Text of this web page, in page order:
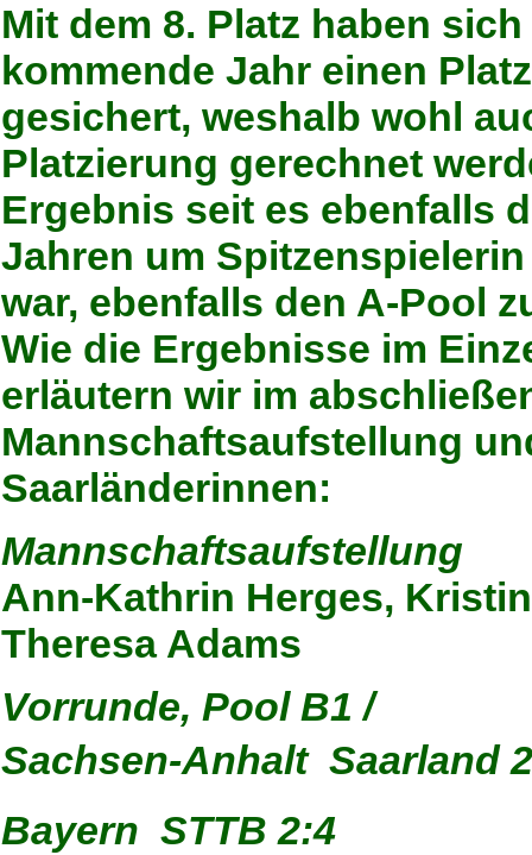
Mit dem 8. Platz haben
kommende Jahr einen
gesichert, weshalb wohl
Platzierung gerechnet
Ergebnis seit es ebenfalls
Jahren um
war, ebenfalls den A-Pool
Wie die Ergebnisse im
erläutern wir im
Mannschaftsaufstellung
Saarländerinnen:
Mannschaftsaufstellung
Ann-Kathrin Herges,
Theresa Adams
Vorrunde, Pool B1 /
Sachsen-Anhalt  Saarland
Bayern  STTB 2:4